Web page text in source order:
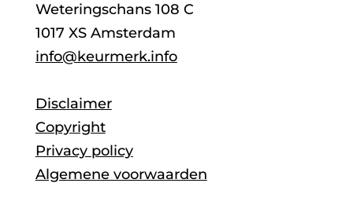
Weteringschans 108 C
1017 XS Amsterdam
info@keurmerk.info
Disclaimer
Copyright
Privacy policy
Algemene voorwaarden